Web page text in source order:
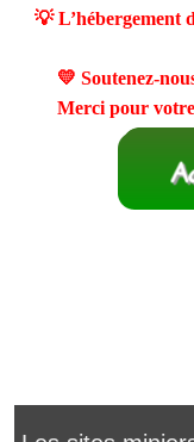
💡 L’hébergement
💛 Soutenez-
Merci pour